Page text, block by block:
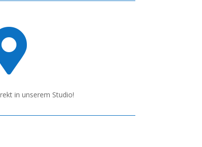
in unserem Studio!